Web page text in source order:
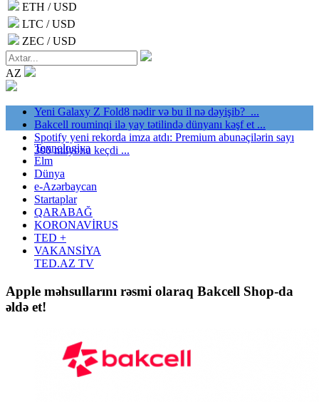
ETH / USD
LTC / USD
ZEC / USD
AZ
Yeni Galaxy Z Fold8 nədir və bu il nə dəyişib? ...
Bakcell rouminqi ilə yay tətilində dünyanı kəşf et ...
Spotify yeni rekorda imza atdı: Premium abunəçilərin sayı
300 milyonu keçdi ...
Texnologiya
Elm
Dünya
e-Azərbaycan
Startaplar
QARABAĞ
KORONAVİRUS
TED +
VAKANSİYA
TED.AZ TV
Apple məhsullarını rəsmi olaraq Bakcell Shop-da
əldə et!